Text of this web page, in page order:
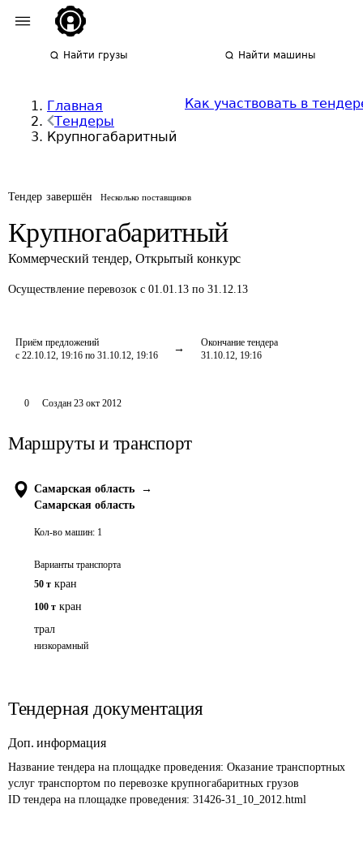
Найти грузы Найти машины
Главная
Тендеры
Крупногабаритный
Как участвовать в
Тендер завершён Несколько поставщиков
Крупногабаритный
Коммерческий тендер, Открытый конкурс
Осуществление перевозок с 01.01.13 по 31.12.13
Приём предложений
с 22.10.12, 19:16 по 31.10.12, 19:16
Окончание тендера
31.10.12, 19:16
0 Создан 23 окт 2012
Маршруты и транспорт
Самарская область
→
Самарская область
Кол-во машин: 1
Варианты транспорта
50 т кран
100 т кран
трал
низкорамный
Тендерная документация
Доп. информация
Название тендера на площадке проведения: Оказание транспортных
услуг транспортом по перевозке крупногабаритных грузов
ID тендера на площадке проведения: 31426-31_10_2012.html